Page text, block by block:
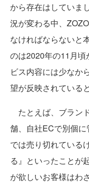
から存在はしていま
況が変わる中、
なければならないと
のは2020年の11月
ビス内容には少なか
望が反映されている
たとえば、ブラン
舗、自社ECで別個
では売り切れている
る』といったことが
が欲しいお客様はわ